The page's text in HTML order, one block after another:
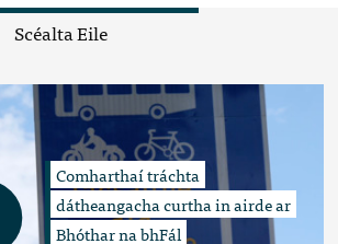
Scéalta Eile
Comharthaí tráchta
dátheangacha curtha in airde ar
Bhóthar na bhFál